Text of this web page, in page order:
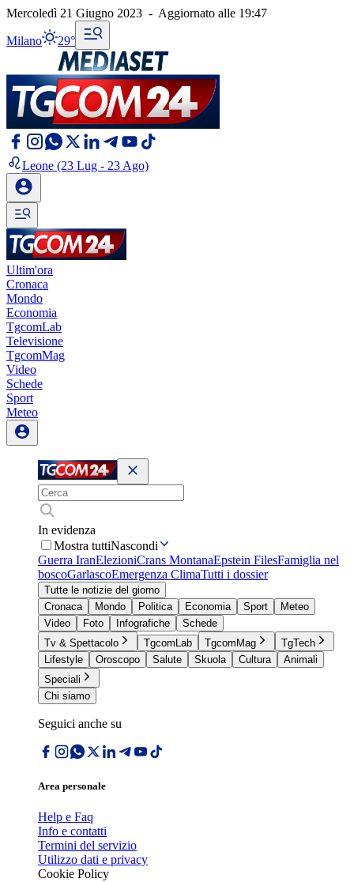
Mercoledì 21 Giugno 2023 - Aggiornato alle 19:47
Milano 29°
Leone (23 Lug - 23 Ago)
Ultim'ora
Cronaca
Mondo
Economia
TgcomLab
Televisione
TgcomMag
Video
Schede
Sport
Meteo
In evidenza
Mostra tuttiNascondi
Guerra IranElezioniCrans MontanaEpstein FilesFamiglia nel
boscoGarlascoEmergenza ClimaTutti i dossier
Tutte le notizie del giorno
Cronaca
Mondo Politica Economia Sport
Meteo
Video
Foto Infografiche
Schede
Tv & Spettacolo
TgcomLab TgcomMag
TgTech
Lifestyle
Oroscopo Salute Skuola Cultura
Animali
Speciali
Chi siamo
Seguici anche su
Area personale
Help e Faq
Info e contatti
Termini del servizio
Utilizzo dati e privacy
Cookie Policy